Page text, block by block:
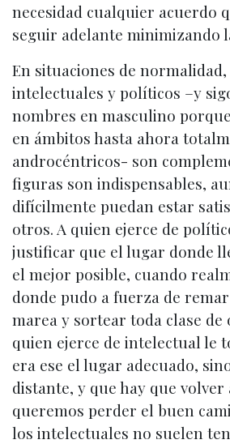
necesidad cualquier acuerdo
seguir adelante minimizando
En situaciones de
intelectuales y políticos –y
nombres en masculino
en ámbitos hasta ahora
androcéntricos- son
figuras son indispensables,
difícilmente puedan estar
otros. A quien ejerce de
justificar que el lugar donde
el mejor posible, cuando
donde pudo a fuerza de
marea y sortear toda clase de
quien ejerce de intelectual le
era ese el lugar adecuado,
distante, y que hay que volver
queremos perder el buen
los intelectuales no suelen